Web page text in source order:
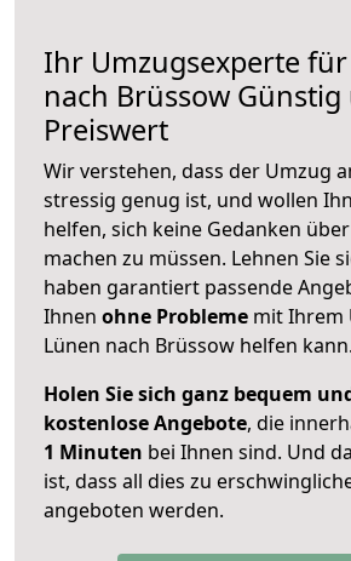
Ihr Umzugsexperte
nach Brüssow Günstig
Preiswert
Wir verstehen, dass der Umzug
stressig genug ist, und wollen
helfen, sich keine Gedanken
machen zu müssen. Lehnen Sie
haben garantiert passende
Ihnen ohne Probleme mit Ihrem
Lünen nach Brüssow helfen kann.
Holen Sie sich ganz bequem
kostenlose Angebote, die
1 Minuten bei Ihnen sind. Und
ist, dass all dies zu
angeboten werden.